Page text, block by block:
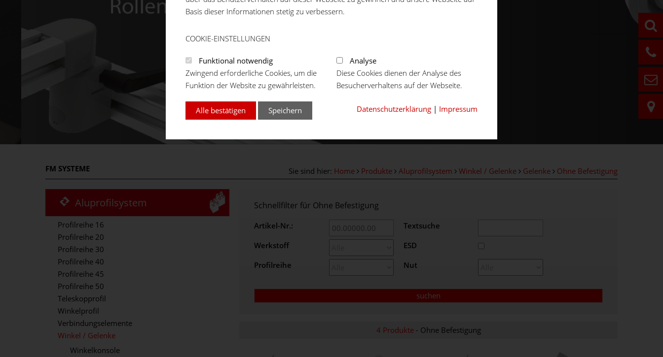
FM SYSTEME Sie sind hier: Home Produkte Aluprofilsystem Winkel / Gelenke Gelenke Ohne Befestigung
Aluprofilsystem
Profilreihe 16
Profilreihe 20
Profilreihe 30
Profilreihe 40
Profilreihe 45
Profilreihe 50
Teleskopprofil
Winkelprofil
Verbindungselemente
Winkel / Gelenke
Winkelkonsole
Schnellfilter für Ohne Befestigung
Artikel-Nr.:
Textsuche
Werkstoff
ESD
Profilreihe
Nut
4 Produkte- Ohne Befestigung
Basis dieser Informationen stetig zu verbessern.
COOKIE-EINSTELLUNGEN
Funktional notwendig
Zwingend erforderliche Cookies, um die
Funktion der Website zu gewährleisten.
Analyse
Diese Cookies dienen der Analyse des
Besucherverhaltens auf der Webseite.
Alle bestätigen Speichern Datenschutzerklärung | Impressum